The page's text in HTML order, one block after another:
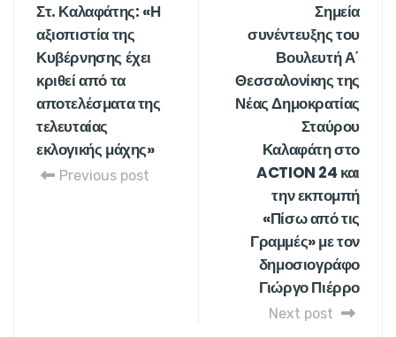
Στ. Καλαφάτης: «Η
αξιοπιστία της
Κυβέρνησης έχει
κριθεί από τα
αποτελέσματα της
τελευταίας
εκλογικής μάχης»
Previous post
Σημεία
συνέντευξης του
Βουλευτή Α΄
Θεσσαλονίκης της
Νέας Δημοκρατίας
Σταύρου
Καλαφάτη στο
ACTION 24 και
την εκπομπή
«Πίσω από τις
Γραμμές» με τον
δημοσιογράφο
Γιώργο Πιέρρο
Next post